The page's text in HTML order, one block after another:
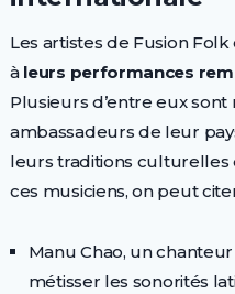
Les artistes de Fusion
à leurs performances
Plusieurs d’entre eux
ambassadeurs de leur
leurs traditions culturelles
ces musiciens, on peut
Manu Chao, un
métisser les sonorités